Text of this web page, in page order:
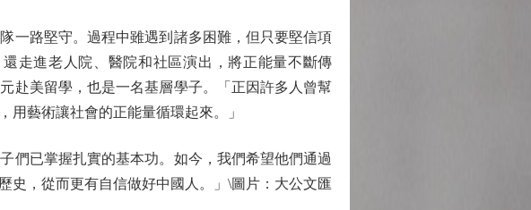
路堅守。過程中雖遇到諸多困難，但只要堅信項
走進老人院、醫院和社區演出，將正能量不斷傳
赴美留學，也是一名基層學子。「正因許多人曾幫
藝術讓社會的正能量循環起來。」
已掌握扎實的基本功。如今，我們希望他們通過
史，從而更有自信做好中國人。」\圖片：大公文匯